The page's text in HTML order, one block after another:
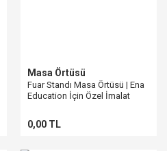
Masa Örtüsü
Fuar Standı Masa Örtüsü | Ena
Education İçin Özel İmalat
0,00 TL